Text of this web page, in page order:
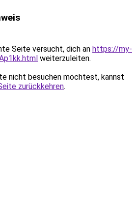
Seite versucht, dich an https://my-
weiterzuleiten.
nicht besuchen möchtest, kannst
zurückkehren.